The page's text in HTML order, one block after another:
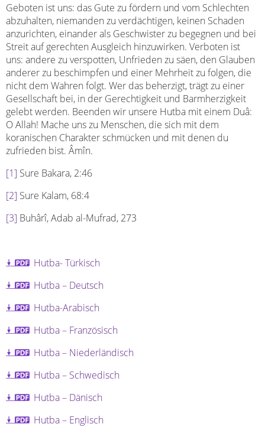
Geboten ist uns: das Gute zu fördern und vom Schlechten
abzuhalten, niemanden zu verdächtigen, keinen Schaden
anzurichten, einander als Geschwister zu begegnen und bei
Streit auf gerechten Ausgleich hinzuwirken. Verboten ist
uns: andere zu verspotten, Unfrieden zu säen, den Glauben
anderer zu beschimpfen und einer Mehrheit zu folgen, die
nicht dem Wahren folgt. Wer das beherzigt, trägt zu einer
Gesellschaft bei, in der Gerechtigkeit und Barmherzigkeit
gelebt werden. Beenden wir unsere Hutba mit einem Duâ:
O Allah! Mache uns zu Menschen, die sich mit dem
koranischen Charakter schmücken und mit denen du
zufrieden bist. Âmîn.
[1] Sure Bakara, 2:46
[2] Sure Kalam, 68:4
[3] Buhârî, Adab al-Mufrad, 273
Hutba- Türkisch
Hutba – Deutsch
Hutba-Arabisch
Hutba – Französisch
Hutba – Niederländisch
Hutba – Schwedisch
Hutba – Dänisch
Hutba – Englisch